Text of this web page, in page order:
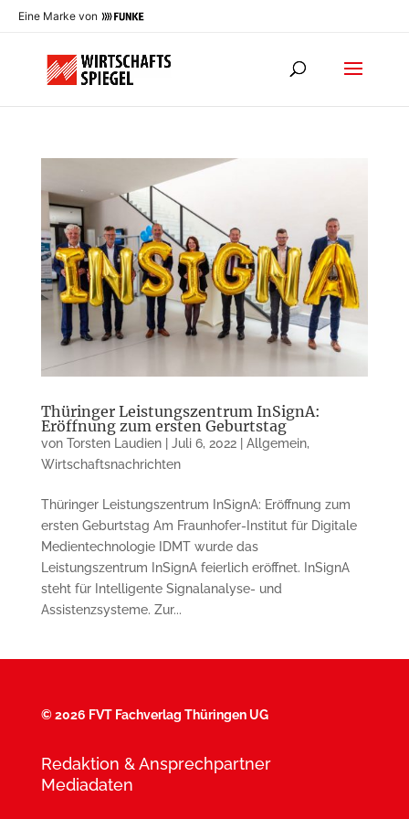
Eine Marke von
Thüringer Leistungszentrum InSignA:
Eröffnung zum ersten Geburtstag
von Torsten Laudien| Juli 6, 2022| Allgemein,
Wirtschaftsnachrichten
Thüringer Leistungszentrum InSignA: Eröffnung zum
ersten Geburtstag Am Fraunhofer-Institut für Digitale
Medientechnologie IDMT wurde das
Leistungszentrum InSignA feierlich eröffnet. InSignA
steht für Intelligente Signalanalyse- und
Assistenzsysteme. Zur...
©2026 FVT Fachverlag Thüringen UG
Redaktion & Ansprechpartner
Mediadaten